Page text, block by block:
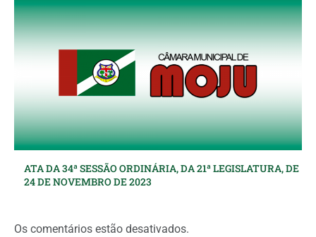
ATA DA 34ª SESSÃO ORDINÁRIA, DA 21ª LEGISLATURA, DE
24 DE NOVEMBRO DE 2023
Os comentários estão desativados.